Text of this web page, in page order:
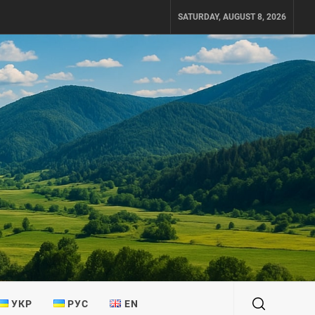
SATURDAY, AUGUST 8, 2026
УКР РУС EN